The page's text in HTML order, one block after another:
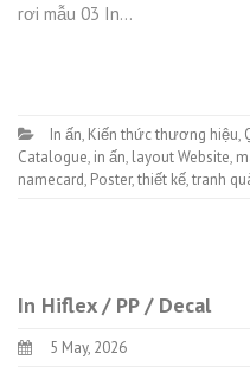
rơi mẫu 03 In…
In ấn, Kiến thức thương hiệu,
Catalogue, in ấn, layout Website,
namecard, Poster,thiết kế,tranh
In Hiflex / PP / Decal
5 May, 2026